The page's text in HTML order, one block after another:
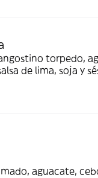
torpedo,
de lima, soja y
aguacate,